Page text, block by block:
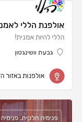
אולפנת הללי
הללי להיות אמנית!
גבעת וושינגטון
אולפנות באזור
פנימיה חלקית,